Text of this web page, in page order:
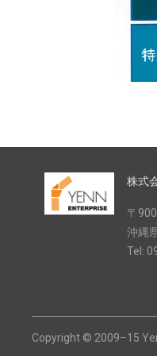
株式
〒
沖縄
Tel:
Copyright © 2009–15